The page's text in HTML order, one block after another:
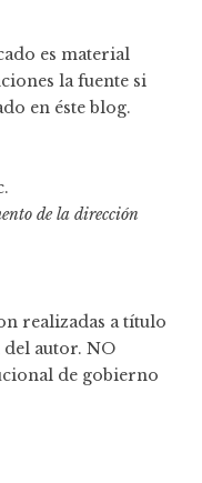
es material
la fuente si
en éste blog.
de la dirección
realizadas a título
autor. NO
de gobierno